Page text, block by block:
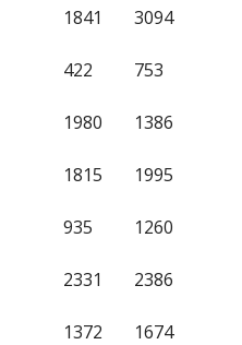
1841 3094
422 753
1980 1386
1815 1995
935 1260
2331 2386
1372 1674